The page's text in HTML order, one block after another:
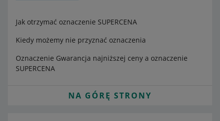
Jak otrzymać oznaczenie SUPERCENA
Kiedy możemy nie przyznać oznaczenia
Oznaczenie Gwarancja najniższej ceny a oznaczenie
SUPERCENA
NA GÓRĘ STRONY